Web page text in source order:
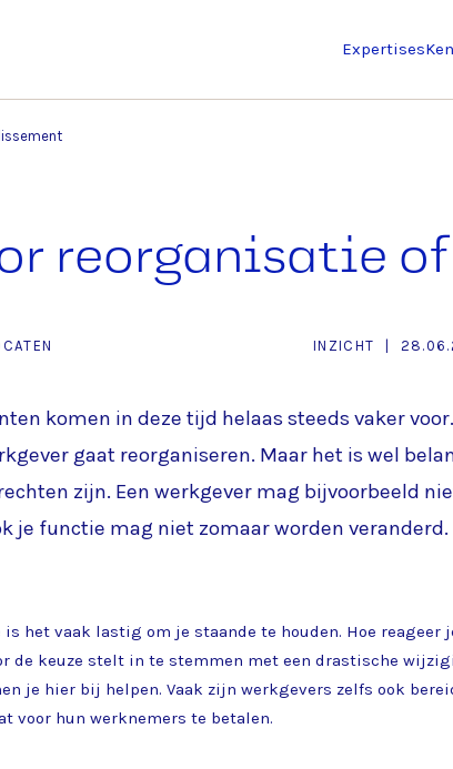
Expertises
reorganisatie
INZICHT
komen in deze tijd helaas steeds vaker
gaat reorganiseren. Maar het is wel
zijn. Een werkgever mag bijvoorbeeld
je functie mag niet zomaar worden veranderd.
het vaak lastig om je staande te houden. Hoe reageer
de keuze stelt in te stemmen met een drastische
je hier bij helpen. Vaak zijn werkgevers zelfs ook
voor hun werknemers te betalen.